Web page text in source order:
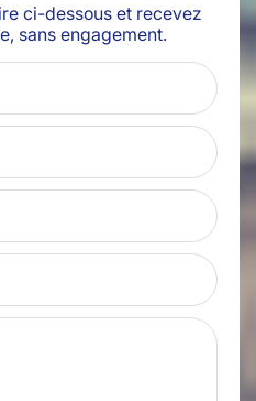
ci-dessous et recevez
sans engagement.